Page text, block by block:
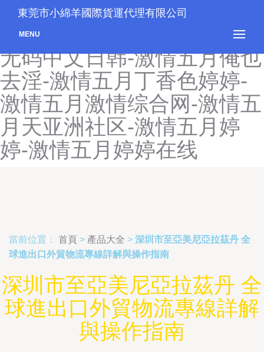
激情文学亚洲-激情无码视
频-激情无码淫妻大码-激情
无码中文日韩-激情五月俺也
去淫-激情五月丁香色婷婷-
激情五月激情综合网-激情五
月天亚洲社区-激情五月婷
婷-激情五月婷婷在线
東莞市小綿羊國際貨運代理有限公司
MENU
當前位置： 首頁 > 產品大全 > 深圳市至亞美尼亞拉茲丹 全
球進出口外貿物流專線詳解與操作指南
深圳市至亞美尼亞拉茲丹 全
球進出口外貿物流專線詳解
與操作指南